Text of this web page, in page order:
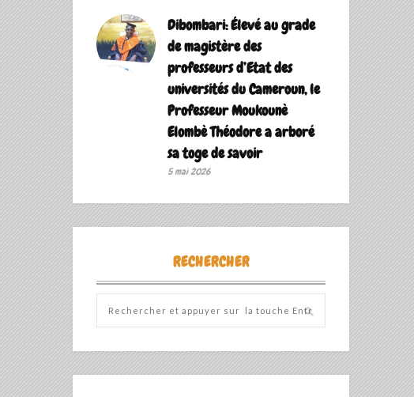
Dibombari: Élevé au grade
de magistère des
professeurs d’Etat des
universités du Cameroun, le
Professeur Moukounè
Elombè Théodore a arboré
sa toge de savoir ‎
5 mai 2026
RECHERCHER